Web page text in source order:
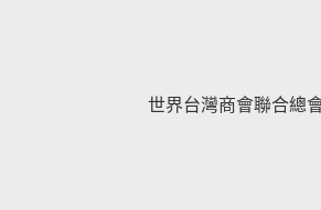
世界台灣商會聯合總